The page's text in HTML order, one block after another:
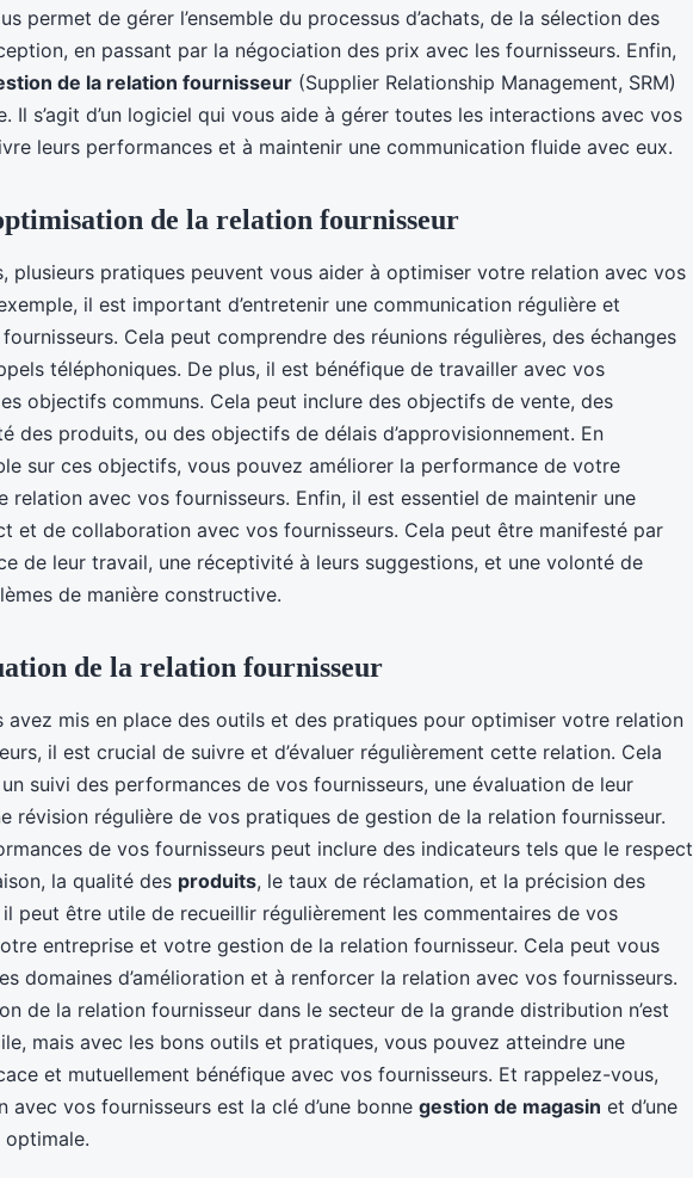
permet de gérer l’ensemble du processus d’achats, de la sélection des
en passant par la négociation des prix avec les fournisseurs. Enfin,
de la relation fournisseur (Supplier Relationship Management, SRM)
Il s’agit d’un logiciel qui vous aide à gérer toutes les interactions avec vos
leurs performances et à maintenir une communication fluide avec eux.
de la relation fournisseur
plusieurs pratiques peuvent vous aider à optimiser votre relation avec vos
il est important d’entretenir une communication régulière et
Cela peut comprendre des réunions régulières, des échanges
téléphoniques. De plus, il est bénéfique de travailler avec vos
objectifs communs. Cela peut inclure des objectifs de vente, des
des produits, ou des objectifs de délais d’approvisionnement. En
sur ces objectifs, vous pouvez améliorer la performance de votre
relation avec vos fournisseurs. Enfin, il est essentiel de maintenir une
et de collaboration avec vos fournisseurs. Cela peut être manifesté par
de leur travail, une réceptivité à leurs suggestions, et une volonté de
de manière constructive.
de la relation fournisseur
avez mis en place des outils et des pratiques pour optimiser votre relation
il est crucial de suivre et d’évaluer régulièrement cette relation. Cela
suivi des performances de vos fournisseurs, une évaluation de leur
révision régulière de vos pratiques de gestion de la relation fournisseur.
de vos fournisseurs peut inclure des indicateurs tels que le respect
la qualité des produits, le taux de réclamation, et la précision des
peut être utile de recueillir régulièrement les commentaires de vos
entreprise et votre gestion de la relation fournisseur. Cela peut vous
domaines d’amélioration et à renforcer la relation avec vos fournisseurs.
de la relation fournisseur dans le secteur de la grande distribution n’est
mais avec les bons outils et pratiques, vous pouvez atteindre une
et mutuellement bénéfique avec vos fournisseurs. Et rappelez-vous,
avec vos fournisseurs est la clé d’une bonne gestion de magasin et d’une